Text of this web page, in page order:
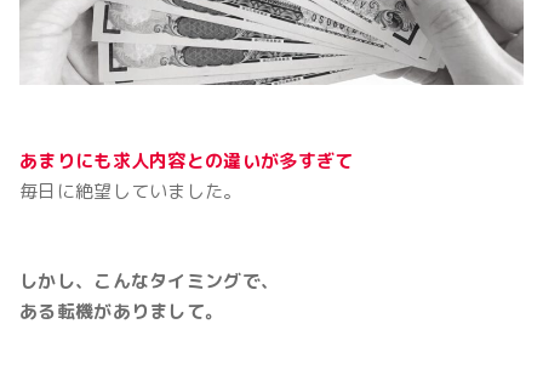
あまりにも求人内容との違いが多すぎて
毎日に絶望していました。
しかし、こんなタイミングで、
ある転機がありまして。